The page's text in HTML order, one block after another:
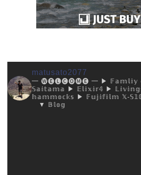
matusato2077
━ 🅦🅔🅛🅒🅞🅜🅔 ━ ▶︎ 𝔽𝕒𝕞𝕝𝕚𝕪
𝕊𝕒𝕚𝕥𝕒𝕞𝕒 ▶︎ 𝔼𝕝𝕚𝕩𝕚𝕣𝟜 ▶︎
𝕙𝕒𝕞𝕞𝕠𝕔𝕜𝕤 ▶︎ 𝔽𝕦𝕛𝕚𝕗𝕚𝕝𝕞 𝕏-
▼ 𝔹𝕝𝕠𝕘